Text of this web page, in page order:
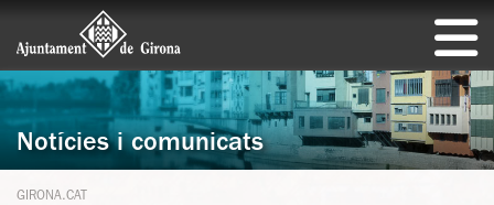
Notícies i comunicats
GIRONA.CAT